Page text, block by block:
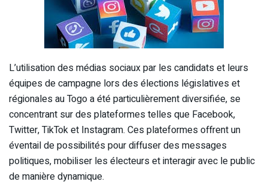
L’utilisation des médias sociaux par les candidats et leurs
équipes de campagne lors des élections législatives et
régionales au Togo a été particulièrement diversifiée, se
concentrant sur des plateformes telles que Facebook,
Twitter, TikTok et Instagram. Ces plateformes offrent un
éventail de possibilités pour diffuser des messages
politiques, mobiliser les électeurs et interagir avec le public
de manière dynamique.